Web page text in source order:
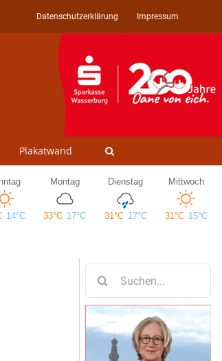
Datenschutzerklärung Impressum
Plakatwand
nach: